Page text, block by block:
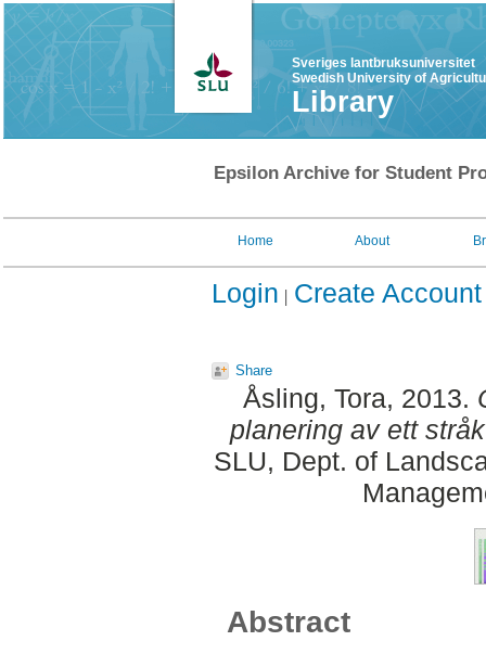
Sveriges lantbruksuniversitet
Swedish University of
Library
Epsilon Archive for Student
Home About
Login Create Account
Share
Åsling, Tora, 2013.
planering av ett
SLU, Dept. of
Abstract